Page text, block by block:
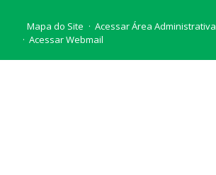
Mapa do Site
Acessar Área Administrativa
Acessar Webmail